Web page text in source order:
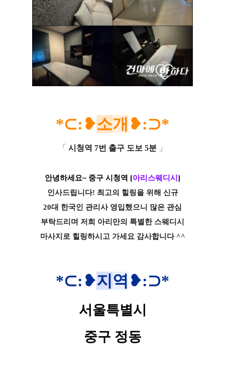
*⊂:❥소개 ❥:⊃*
「 시청역 7번 출구 도보 5분 」
안녕하세요~ 중구 시청역 [아리스웨디시]
인사드립니다! 최고의 힐링을 위해 신규
20대 한국인 관리사 영입했으니 많은 관심
부탁드리며 저희 아리만의 특별한 스웨디시
마사지로 힐링하시고 가세요 감사합니다 ^^
*⊂:❥지역 ❥:⊃*
서울특별시
중구 정동